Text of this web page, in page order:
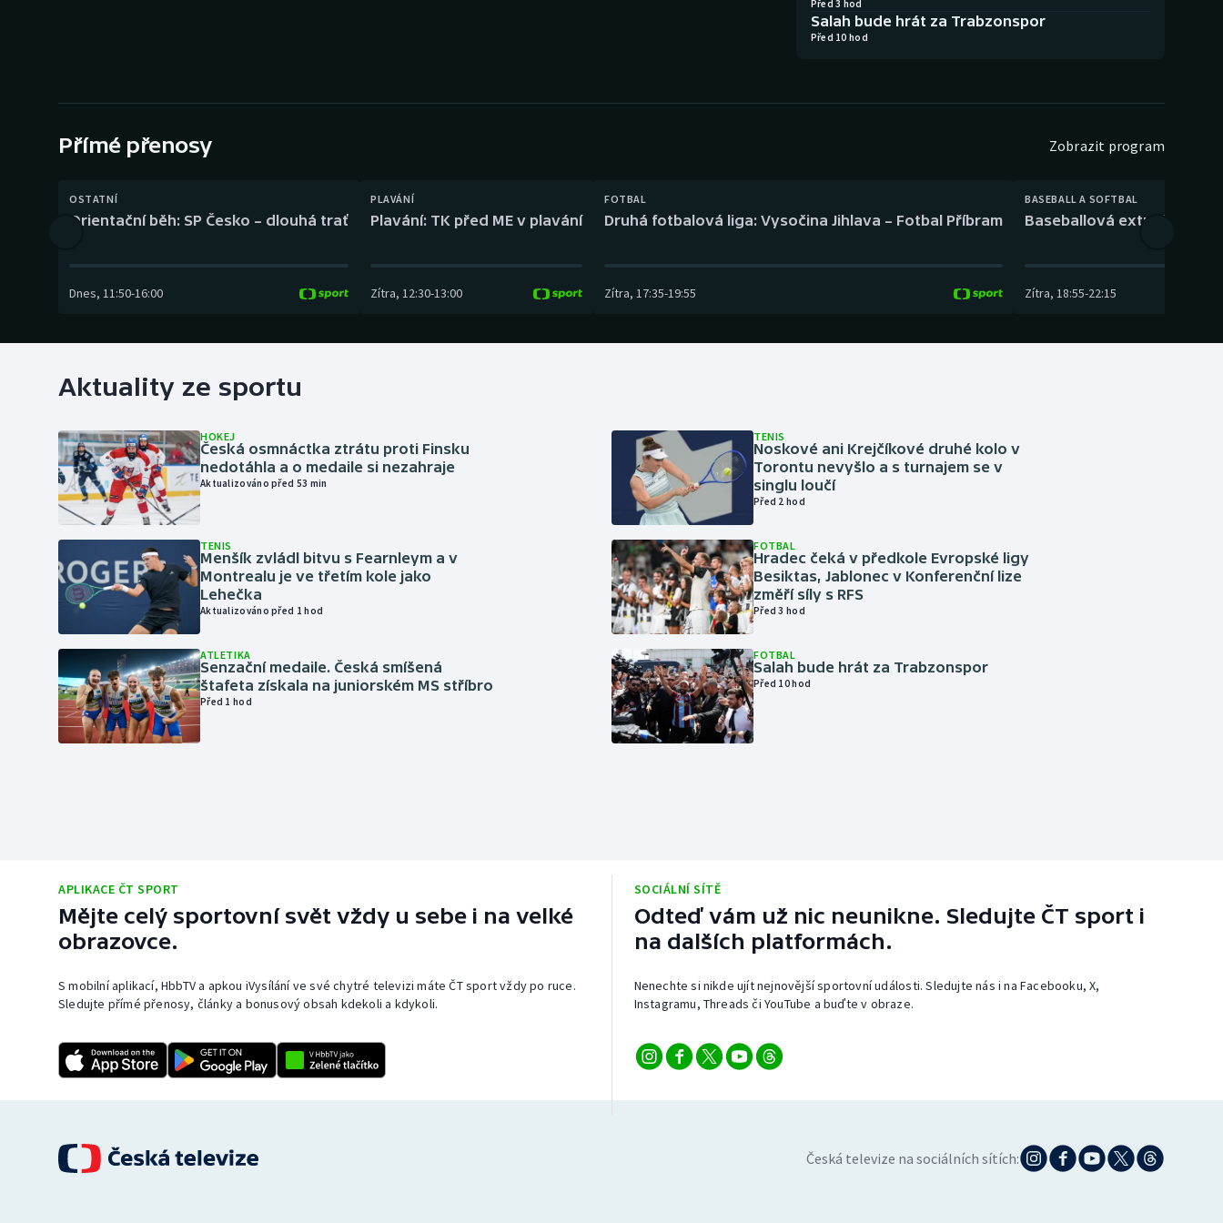
Gymnastika Plážový volejbal
Před 3 hod
Salah bude hrát za Trabzonspor
Před 10 hod
Přímé přenosy Zobrazit program
OSTATNÍ
Orientační běh: SP Česko – dlouhá trať
Dnes, 11:50-16:00
PLAVÁNÍ
Plavání: TK před ME v plavání
Zítra, 12:30-13:00
FOTBAL
Druhá fotbalová liga: Vysočina Jihlava – Fotbal Příbram
Zítra, 17:35-19:55
BASEBALL A SOFTBAL
Baseballová extraliga:
Zítra, 18:55-22:15
Aktuality ze sportu
HOKEJ
Česká osmnáctka ztrátu proti Finsku
nedotáhla a o medaile si nezahraje
Aktualizováno před 53 min
TENIS
Menšík zvládl bitvu s Fearnleym a v
Montrealu je ve třetím kole jako
Lehečka
Aktualizováno před 1 hod
ATLETIKA
Senzační medaile. Česká smíšená
štafeta získala na juniorském MS stříbro
Před 1 hod
TENIS
Noskové ani Krejčíkové druhé kolo v
Torontu nevyšlo a s turnajem se v
singlu loučí
Před 2 hod
FOTBAL
Hradec čeká v předkole Evropské ligy
Besiktas, Jablonec v Konferenční lize
změří síly s RFS
Před 3 hod
FOTBAL
Salah bude hrát za Trabzonspor
Před 10 hod
APLIKACE ČT SPORT
Mějte celý sportovní svět vždy u sebe i na velké
obrazovce.
S mobilní aplikací, HbbTV a apkou iVysílání ve své chytré televizi máte ČT sport vždy po ruce.
Sledujte přímé přenosy, články a bonusový obsah kdekoli a kdykoli.
SOCIÁLNÍ SÍTĚ
Odteď vám už nic neunikne. Sledujte ČT sport i
na dalších platformách.
Nenechte si nikde ujít nejnovější sportovní události. Sledujte nás i na Facebooku, X,
Instagramu, Threads či YouTube a buďte v obraze.
Česká televize na sociálních sítích: